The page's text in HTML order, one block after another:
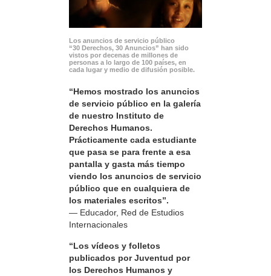
Los anuncios de servicio público
“30 Derechos, 30 Anuncios” han sido
vistos por decenas de millones de
personas a lo largo de 100 países, en
cada lugar y medio de difusión posible.
“Hemos mostrado los anuncios
de servicio público en la galería
de nuestro Instituto de
Derechos Humanos.
Prácticamente cada estudiante
que pasa se para frente a esa
pantalla y gasta más tiempo
viendo los anuncios de servicio
público que en cualquiera de
los materiales escritos”.
— Educador, Red de Estudios
Internacionales
“Los vídeos y folletos
publicados por Juventud por
los Derechos Humanos y